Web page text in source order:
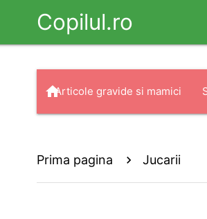
Copilul.ro
homeArticole gravide si mamici
Prima pagina Jucarii